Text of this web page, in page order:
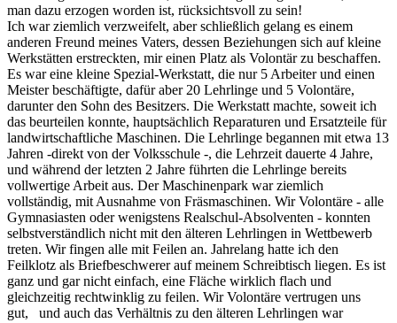
man dazu erzogen worden ist, rücksichtsvoll zu sein!
Ich war ziemlich verzweifelt, aber schließlich gelang es einem
anderen Freund meines Vaters, dessen Beziehungen sich auf kleine
Werkstätten erstreckten, mir einen Platz als Volontär zu beschaffen.
Es war eine kleine Spezial-Werkstatt, die nur 5 Arbeiter und einen
Meister beschäftigte, dafür aber 20 Lehrlinge und 5 Volontäre,
darunter den Sohn des Besitzers. Die Werkstatt machte, soweit ich
das beurteilen konnte, hauptsächlich Reparaturen und Ersatzteile für
landwirtschaftliche Maschinen. Die Lehrlinge begannen mit etwa 13
Jahren -direkt von der Volksschule -, die Lehrzeit dauerte 4 Jahre,
und während der letzten 2 Jahre führten die Lehrlinge bereits
vollwertige Arbeit aus. Der Maschinenpark war ziemlich
vollständig, mit Ausnahme von Fräsmaschinen. Wir Volontäre - alle
Gymnasiasten oder wenigstens Realschul-Absolventen - konnten
selbstverständlich nicht mit den älteren Lehrlingen in Wettbewerb
treten. Wir fingen alle mit Feilen an. Jahrelang hatte ich den
Feilklotz als Briefbeschwerer auf meinem Schreibtisch liegen. Es ist
ganz und gar nicht einfach, eine Fläche wirklich flach und
gleichzeitig rechtwinklig zu feilen. Wir Volontäre vertrugen uns
gut, und auch das Verhältnis zu den älteren Lehrlingen war